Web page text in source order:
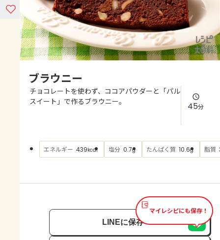
コンテンツ
レシピ
よくあるお問い合わせ
AJINOMOTO PARK とは
ピーマン
みょうが ゴーヤ
ブラウニー
チョコレートを使わず、ココアパウダーと「パル
スイート」で作るブラウニー。
45分
エネルギー 439kcal 塩分 0.7g たんぱく質 10.6g 脂質
マイレシピにも保存！
LINEに保存